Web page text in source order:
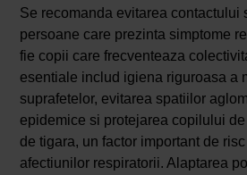
Se recomanda evitarea contactului
persoane care prezinta simptome
fie copii care frecventeaza
esentiale includ igiena riguroasa a
suprafetelor, evitarea spatiilor
epidemice si protejarea copilului de
de tigara, un factor important de
afectiunilor respiratorii. Alaptarea